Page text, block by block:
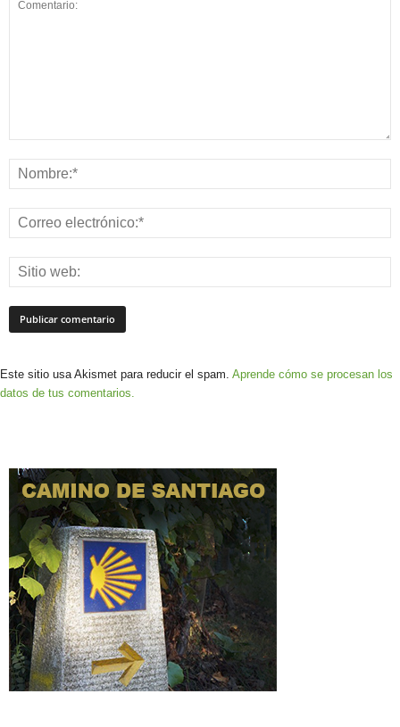
Este sitio usa Akismet para reducir el spam. Aprende cómo se procesan los
datos de tus comentarios.